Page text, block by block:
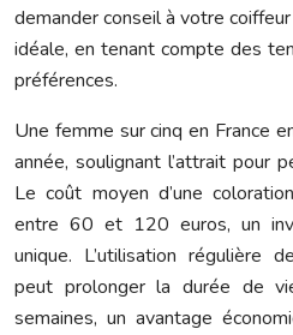
demander conseil à votre
idéale, en tenant compte des
préférences.
Une femme sur cinq en France
année, soulignant l’attrait pour
Le coût moyen d’une
entre 60 et 120 euros, un
unique. L’utilisation régulière
peut prolonger la durée de
semaines, un avantage